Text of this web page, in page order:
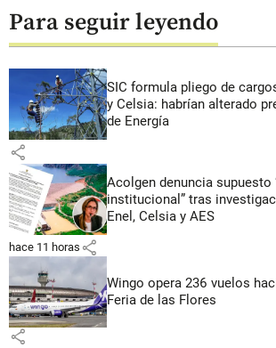
Para seguir leyendo
SIC formula pliego de
y Celsia: habrían alterado
de Energía
share
Acolgen denuncia supuesto
institucional” tras
Enel, Celsia y AES
hace 11 horas share
Wingo opera 236 vuelos
Feria de las Flores
share